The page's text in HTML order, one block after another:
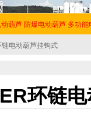
葫芦 防爆电动葫芦 多功能
电动葫芦挂钩式
环链